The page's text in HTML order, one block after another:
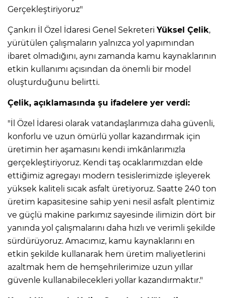
Gerçekleştiriyoruz"
Çankırı İl Özel İdaresi Genel Sekreteri Yüksel Çelik,
yürütülen çalışmaların yalnızca yol yapımından
ibaret olmadığını, aynı zamanda kamu kaynaklarının
etkin kullanımı açısından da önemli bir model
oluşturduğunu belirtti.
Çelik, açıklamasında şu ifadelere yer verdi:
"İl Özel İdaresi olarak vatandaşlarımıza daha güvenli,
konforlu ve uzun ömürlü yollar kazandırmak için
üretimin her aşamasını kendi imkânlarımızla
gerçekleştiriyoruz. Kendi taş ocaklarımızdan elde
ettiğimiz agregayı modern tesislerimizde işleyerek
yüksek kaliteli sıcak asfalt üretiyoruz. Saatte 240 ton
üretim kapasitesine sahip yeni nesil asfalt plentimiz
ve güçlü makine parkımız sayesinde ilimizin dört bir
yanında yol çalışmalarını daha hızlı ve verimli şekilde
sürdürüyoruz. Amacımız, kamu kaynaklarını en
etkin şekilde kullanarak hem üretim maliyetlerini
azaltmak hem de hemşehrilerimize uzun yıllar
güvenle kullanabilecekleri yollar kazandırmaktır."